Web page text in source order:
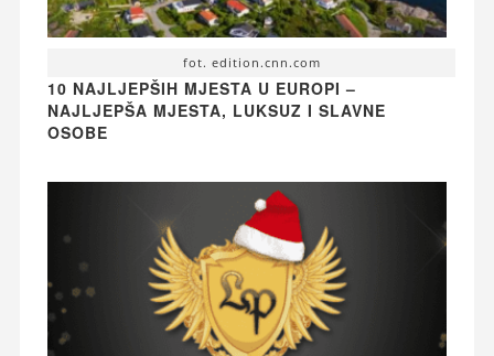
fot. edition.cnn.com
10 NAJLJEPŠIH MJESTA U EUROPI –
NAJLJEPŠA MJESTA, LUKSUZ I SLAVNE
OSOBE